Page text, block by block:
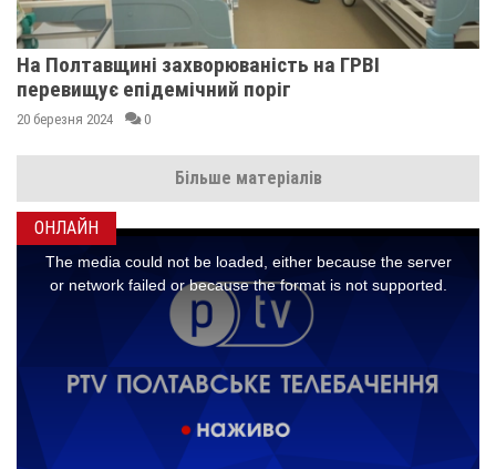
ОНЛАЙН
На Полтавщині захворюваність на ГРВІ
перевищує епідемічний поріг
20 березня 2024 0
Більше матеріалів